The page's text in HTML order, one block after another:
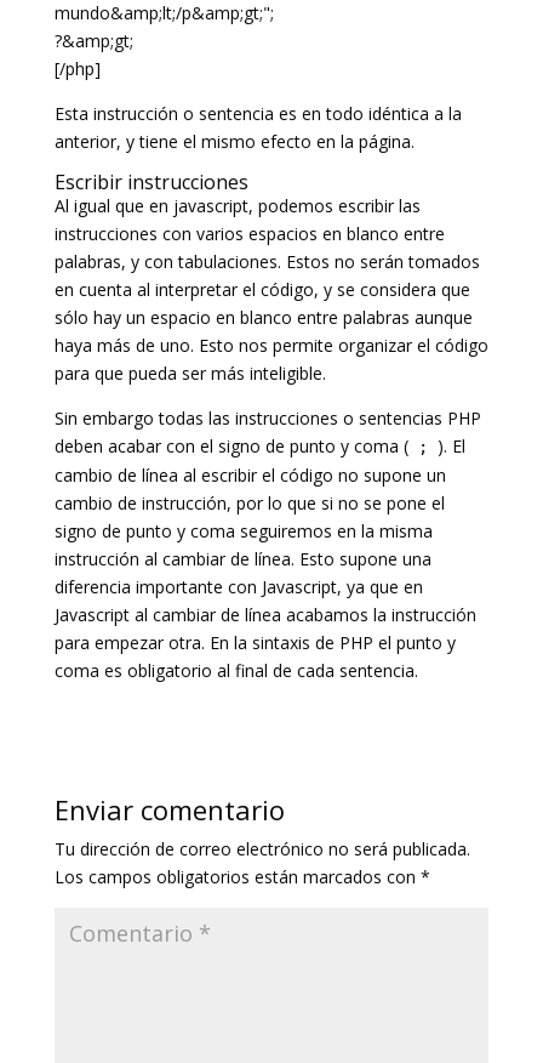
mundo&amp;lt;/p&amp;gt;";
?&amp;gt;
[/php]
Esta instrucción o sentencia es en todo idéntica a la
anterior, y tiene el mismo efecto en la página.
Escribir instrucciones
Al igual que en javascript, podemos escribir las
instrucciones con varios espacios en blanco entre
palabras, y con tabulaciones. Estos no serán tomados
en cuenta al interpretar el código, y se considera que
sólo hay un espacio en blanco entre palabras aunque
haya más de uno. Esto nos permite organizar el código
para que pueda ser más inteligible.
Sin embargo todas las instrucciones o sentencias PHP
deben acabar con el signo de punto y coma (; ). El
cambio de línea al escribir el código no supone un
cambio de instrucción, por lo que si no se pone el
signo de punto y coma seguiremos en la misma
instrucción al cambiar de línea. Esto supone una
diferencia importante con Javascript, ya que en
Javascript al cambiar de línea acabamos la instrucción
para empezar otra. En la sintaxis de PHP el punto y
coma es obligatorio al final de cada sentencia.
Enviar comentario
Tu dirección de correo electrónico no será publicada.
Los campos obligatorios están marcados con *